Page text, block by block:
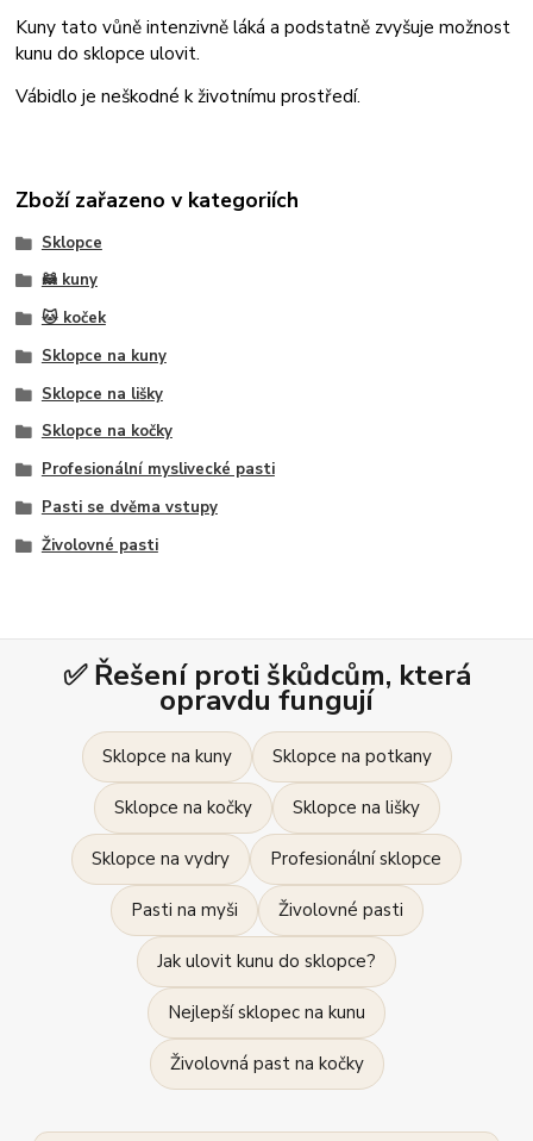
Kuny tato vůně intenzivně láká a podstatně zvyšuje možnost
kunu do sklopce ulovit.
Vábidlo je neškodné k životnímu prostředí.
Zboží zařazeno v kategoriích
Sklopce
🦝 kuny
🐱 koček
Sklopce na kuny
Sklopce na lišky
Sklopce na kočky
Profesionální myslivecké pasti
Pasti se dvěma vstupy
Živolovné pasti
✅ Řešení proti škůdcům, která
opravdu fungují
Sklopce na kuny Sklopce na potkany
Sklopce na kočky Sklopce na lišky
Sklopce na vydry Profesionální sklopce
Pasti na myši Živolovné pasti
Jak ulovit kunu do sklopce?
Nejlepší sklopec na kunu
Živolovná past na kočky